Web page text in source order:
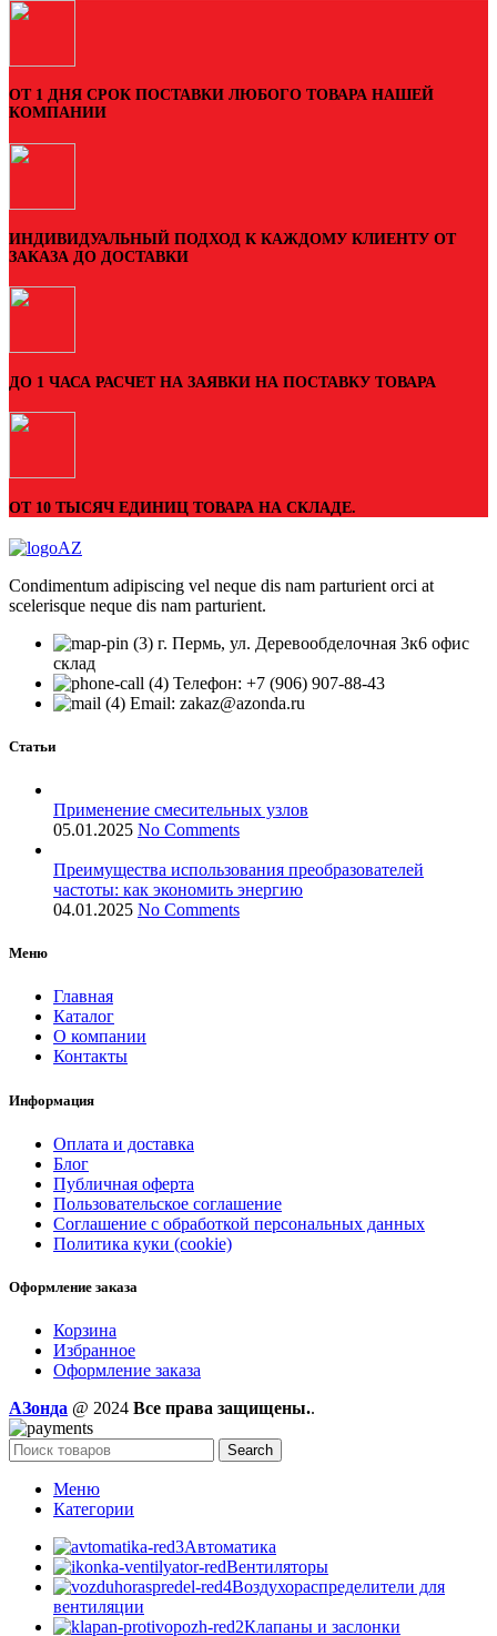
ОТ 1 ДНЯ СРОК ПОСТАВКИ ЛЮБОГО ТОВАРА НАШЕЙ
КОМПАНИИ
ИНДИВИДУАЛЬНЫЙ ПОДХОД К КАЖДОМУ КЛИЕНТУ ОТ
ЗАКАЗА ДО ДОСТАВКИ
ДО 1 ЧАСА РАСЧЕТ НА ЗАЯВКИ НА ПОСТАВКУ ТОВАРА
ОТ 10 ТЫСЯЧ ЕДИНИЦ ТОВАРА НА СКЛАДЕ.
Condimentum adipiscing vel neque dis nam parturient orci at
scelerisque neque dis nam parturient.
г. Пермь, ул. Деревообделочная 3к6 офис
склад
Телефон: +7 (906) 907-88-43
Email: zakaz@azonda.ru
Статьи
Применение смесительных узлов
05.01.2025 No Comments
Преимущества использования преобразователей
частоты: как экономить энергию
04.01.2025 No Comments
Меню
Главная
Каталог
О компании
Контакты
Информация
Оплата и доставка
Блог
Публичная оферта
Пользовательское соглашение
Соглашение с обработкой персональных данных
Политика куки (cookie)
Оформление заказа
Корзина
Избранное
Оформление заказа
AЗонда @ 2024 Все права защищены..
Search
Меню
Категории
Автоматика
Вентиляторы
Воздухораспределители для
вентиляции
Клапаны и заслонки